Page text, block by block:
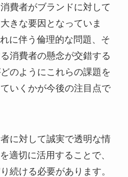
費者がブランドに対して
きな要因となっていま
に伴う倫理的な問題、そ
消費者の懸念が交錯する
のようにこれらの課題を
いくかが今後の注目点で
に対して誠実で透明な情
適切に活用することで、
続ける必要があります。